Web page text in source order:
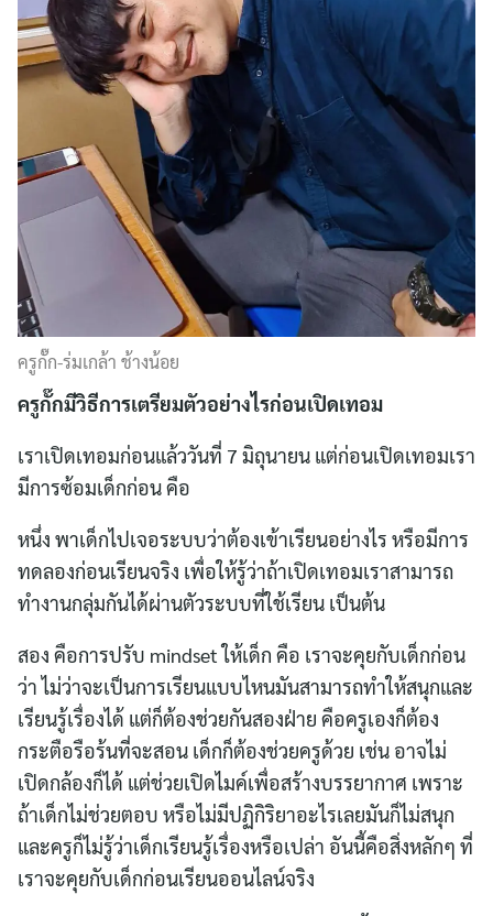
ครูกั๊ก-ร่มเกล้า ช้างน้อย
ครูกั๊กมีวิธีการเตรียมตัวอย่างไรก่อนเปิดเทอม
เราเปิดเทอมก่อนแล้ววันที่ 7 มิถุนายน แต่ก่อนเปิดเทอมเรา
มีการซ้อมเด็กก่อน คือ
หนึ่ง พาเด็กไปเจอระบบว่าต้องเข้าเรียนอย่างไร หรือมีการ
ทดลองก่อนเรียนจริง เพื่อให้รู้ว่าถ้าเปิดเทอมเราสามารถ
ทำงานกลุ่มกันได้ผ่านตัวระบบที่ใช้เรียน เป็นต้น
สอง คือการปรับ mindset ให้เด็ก คือ เราจะคุยกับเด็กก่อน
ว่า ไม่ว่าจะเป็นการเรียนแบบไหนมันสามารถทำให้สนุกและ
เรียนรู้เรื่องได้ แต่ก็ต้องช่วยกันสองฝ่าย คือครูเองก็ต้อง
กระตือรือร้นที่จะสอน เด็กก็ต้องช่วยครูด้วย เช่น อาจไม่
เปิดกล้องก็ได้ แต่ช่วยเปิดไมค์เพื่อสร้างบรรยากาศ เพราะ
ถ้าเด็กไม่ช่วยตอบ หรือไม่มีปฏิกิริยาอะไรเลยมันก็ไม่สนุก
และครูก็ไม่รู้ว่าเด็กเรียนรู้เรื่องหรือเปล่า อันนี้คือสิ่งหลักๆ ที่
เราจะคุยกับเด็กก่อนเรียนออนไลน์จริง